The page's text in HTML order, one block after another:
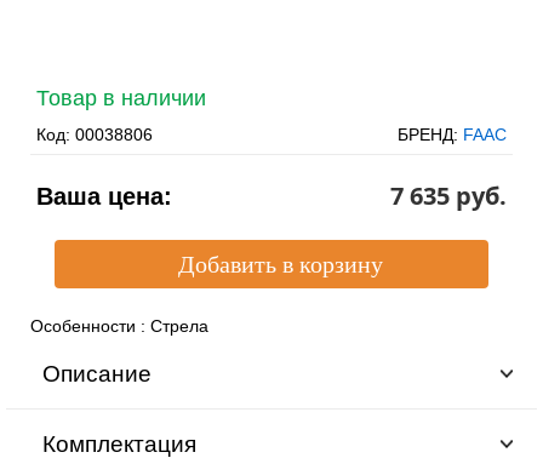
Товар в наличии
Код: 00038806 БРЕНД: FAAC
Ваша цена: 7 635 pуб.
Особенности : Стрела
Описание
Комплектация